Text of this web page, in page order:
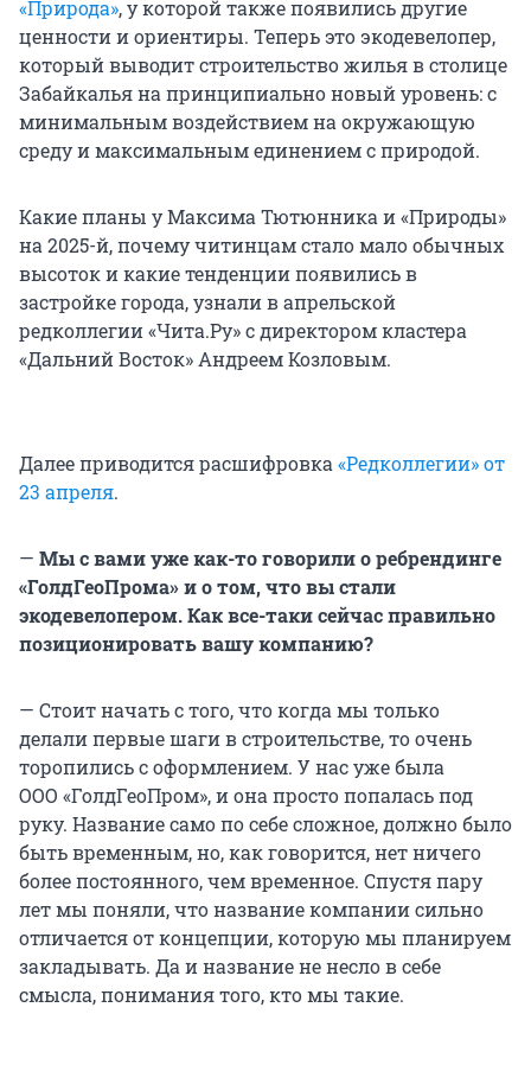
«Природа», у которой также появились другие
ценности и ориентиры. Теперь это экодевелопер,
который выводит строительство жилья в столице
Забайкалья на принципиально новый уровень: с
минимальным воздействием на окружающую
среду и максимальным единением с природой.
Какие планы у Максима Тютюнника и «Природы»
на 2025-й, почему читинцам стало мало обычных
высоток и какие тенденции появились в
застройке города, узнали в апрельской
редколлегии «Чита.Ру» с директором кластера
«Дальний Восток» Андреем Козловым.
Далее приводится расшифровка «Редколлегии» от
23 апреля.
— Мы с вами уже как-то говорили о ребрендинге
«ГолдГеоПрома» и о том, что вы стали
экодевелопером. Как все-таки сейчас правильно
позиционировать вашу компанию?
— Стоит начать с того, что когда мы только
делали первые шаги в строительстве, то очень
торопились с оформлением. У нас уже была
ООО «ГолдГеоПром», и она просто попалась под
руку. Название само по себе сложное, должно было
быть временным, но, как говорится, нет ничего
более постоянного, чем временное. Спустя пару
лет мы поняли, что название компании сильно
отличается от концепции, которую мы планируем
закладывать. Да и название не несло в себе
смысла, понимания того, кто мы такие.